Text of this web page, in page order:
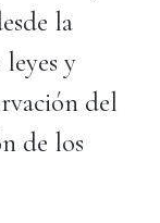
la
y
del
de los